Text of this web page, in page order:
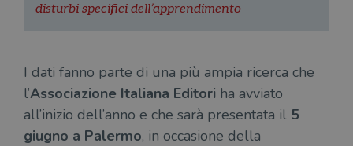
disturbi specifici dell’apprendimento
I dati fanno parte di una più ampia ricerca che
l’Associazione Italiana Editori ha avviato
all’inizio dell’anno e che sarà presentata il 5
giugno a Palermo, in occasione della